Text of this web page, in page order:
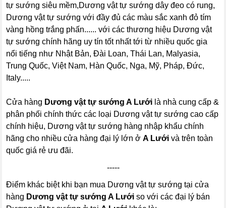
tự sướng siêu mềm,Dương vật tự sướng dây đeo có rung,
Dương vật tự sướng với đầy đủ các màu sắc xanh đỏ tím
vàng hồng trắng phấn...... với các thương hiệu Dương vật
tự sướng chính hãng uy tín tốt nhất tới từ nhiều quốc gia
nổi tiếng như Nhật Bản, Đài Loan, Thái Lan, Malyasia,
Trung Quốc, Việt Nam, Hàn Quốc, Nga, Mỹ, Pháp, Đức,
Italy.....
Cửa hàng Dương vật tự sướng A Lưới là nhà cung cấp &
phân phối chính thức các loại Dương vật tự sướng cao cấp
chính hiệu, Dương vật tự sướng hàng nhập khẩu chính
hãng cho nhiều cửa hàng đại lý lớn ởA Lưới và trên toàn
quốc giá rẻ ưu đãi.
-----
Điểm khác biệt khi bạn mua Dương vật tự sướng tại cửa
hàng Dương vật tự sướng A Lưới so với các đại lý bán